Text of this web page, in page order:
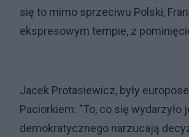
się to mimo sprzeciwu Polski,
ekspresowym tempie, z
Jacek Protasiewicz, były
Paciorkiem: "To, co się
demokratycznego narzucają